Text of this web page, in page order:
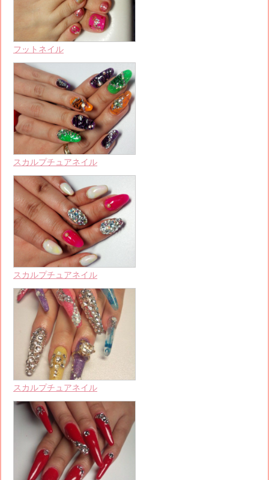
フットネイル
スカルプチュアネイル
スカルプチュアネイル
スカルプチュアネイル